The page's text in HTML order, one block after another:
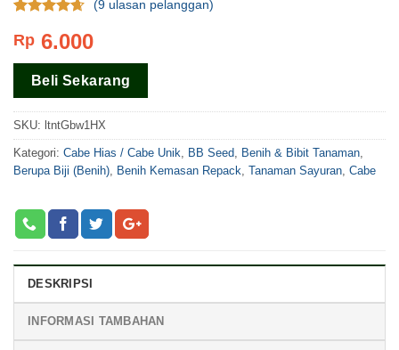
4.33 dari
pelanggan
(9 ulasan pelanggan)
Rp 6.000
Beli Sekarang
SKU: ltntGbw1HX
Kategori: Cabe Hias / Cabe Unik, BB Seed, Benih & Bibit Tanaman,
Berupa Biji (Benih), Benih Kemasan Repack, Tanaman Sayuran, Cabe
DESKRIPSI
INFORMASI TAMBAHAN